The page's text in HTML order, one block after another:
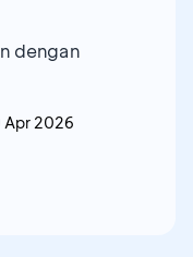
dengan
Apr 2026